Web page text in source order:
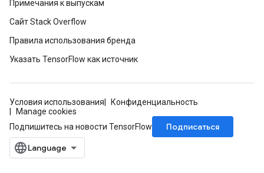
Примечания к выпускам
Сайт Stack Overflow
Правила использования бренда
Указать TensorFlow как источник
Условия использования
Конфиденциальность
Manage cookies
Подпишитесь на новости TensorFlow
Подписаться